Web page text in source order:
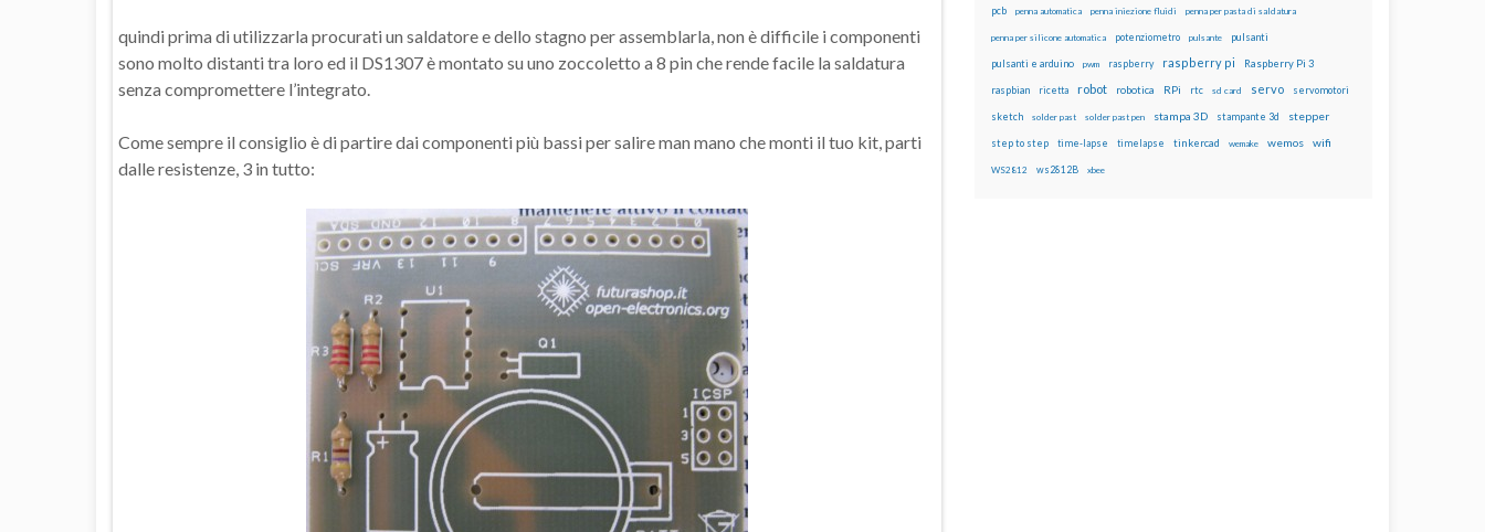
quindi prima di utilizzarla procurati un saldatore e dello stagno per assemblarla, non è difficile i componenti
sono molto distanti tra loro ed il DS1307 è montato su uno zoccoletto a 8 pin che rende facile la saldatura
senza compromettere l’integrato.
Come sempre il consiglio è di partire dai componenti più bassi per salire man mano che monti il tuo kit, parti
dalle resistenze, 3 in tutto:
pcb penna automatica penna iniezione fluidi penna per pasta di saldatura
penna per silicone automatica potenziometro pulsante pulsanti
pulsanti e arduino pwm raspberry raspberry pi Raspberry Pi 3
raspbian ricetta robot robotica RPi rtc sd card servo servomotori
sketch solder past solder past pen stampa 3D stampante 3d stepper
step to step time-lapse timelapse tinkercad wemake wemos wifi
WS2812 ws2812B xbee